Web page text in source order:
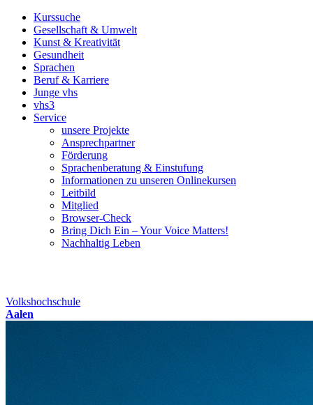
Kurssuche
Gesellschaft & Umwelt
Kunst & Kreativität
Gesundheit
Sprachen
Beruf & Karriere
Junge vhs
vhs3
Service
unsere Projekte
Ansprechpartner
Förderung
Sprachenberatung & Einstufung
Informationen zu unseren Onlinekursen
Leitbild
Mitglied
Browser-Check
Bring Dich Ein – Your Voice Matters!
Nachhaltig Leben
Volkshochschule
Aalen